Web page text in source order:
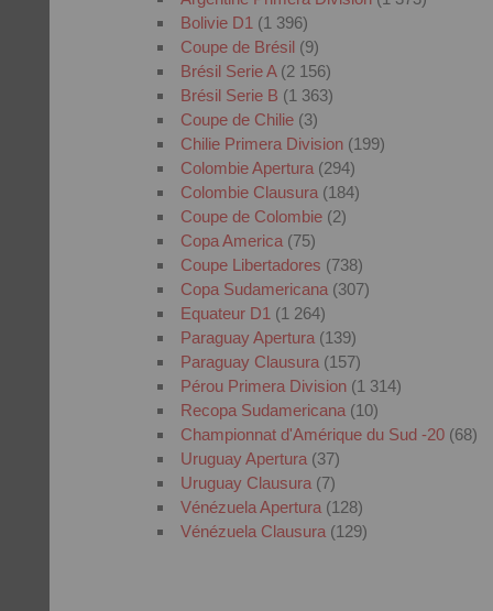
Bolivie D1 (1 396)
Coupe de Brésil(9)
Brésil Serie A(2 156)
Brésil Serie B (1 363)
Coupe de Chilie(3)
Chilie Primera Division(199)
Colombie Apertura (294)
Colombie Clausura (184)
Coupe de Colombie(2)
Copa America (75)
Coupe Libertadores (738)
Copa Sudamericana (307)
Equateur D1 (1 264)
Paraguay Apertura (139)
Paraguay Clausura (157)
Pérou Primera Division(1 314)
Recopa Sudamericana (10)
Championnat d'Amérique du Sud -20(68)
Uruguay Apertura (37)
Uruguay Clausura (7)
Vénézuela Apertura (128)
Vénézuela Clausura (129)